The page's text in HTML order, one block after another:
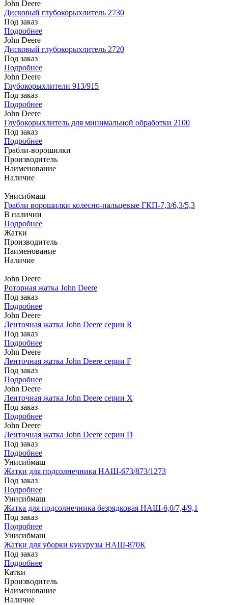
John Deere
Дисковый глубокорыхлитель 2730
Под заказ
Подробнее
John Deere
Дисковый глубокорыхлитель 2720
Под заказ
Подробнее
John Deere
Глубокорыхлители 913/915
Под заказ
Подробнее
John Deere
Глубокорыхлитель для минимальной обработки 2100
Под заказ
Подробнее
Грабли-ворошилки
Производитель
Наименование
Наличие
Унисибмаш
Грабли ворошилки колесно-пальцевые ГКП-7,3/6,3/5,3
В наличии
Подробнее
Жатки
Производитель
Наименование
Наличие
John Deere
Роторная жатка John Deere
Под заказ
Подробнее
John Deere
Ленточная жатка John Deere серии R
Под заказ
Подробнее
John Deere
Ленточная жатка John Deere серии F
Под заказ
Подробнее
John Deere
Ленточная жатка John Deere серии X
Под заказ
Подробнее
John Deere
Ленточная жатка John Deere серии D
Под заказ
Подробнее
Унисибмаш
Жатки для подсолнечника НАШ-673/873/1273
Под заказ
Подробнее
Унисибмаш
Жатка для подсолнечника безрядковая НАШ-6,0/7,4/9,1
Под заказ
Подробнее
Унисибмаш
Жатки для уборки кукурузы НАШ-870К
Под заказ
Подробнее
Катки
Производитель
Наименование
Наличие